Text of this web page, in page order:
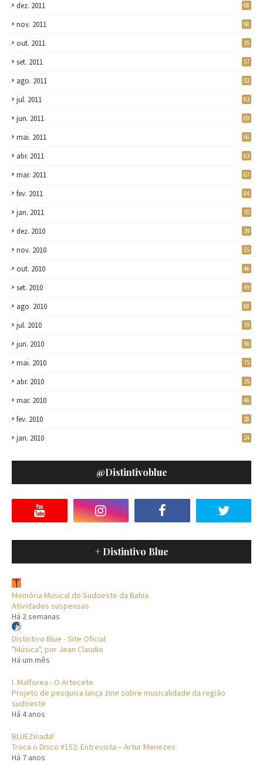
dez. 2011 68
nov. 2011 68
out. 2011 35
set. 2011 57
ago. 2011 92
jul. 2011 63
jun. 2011 69
mai. 2011 66
abr. 2011 63
mar. 2011 67
fev. 2011 84
jan. 2011 70
dez. 2010 39
nov. 2010 55
out. 2010 46
set. 2010 49
ago. 2010 88
jul. 2010 79
jun. 2010 56
mai. 2010 75
abr. 2010 35
mar. 2010 46
fev. 2010 28
jan. 2010 24
@distintivoblue
+ Distintivo Blue
Memória Musical do Sudoeste da Bahia
Atividades suspensas
Há 2 semanas
Distintivo Blue - Site Oficial
"Música", por Jean Claudio
Há um mês
I. Malforea - O Artecete
Projeto de pesquisa lança zine sobre musicalidade da região
sudoeste
Há 4 anos
BLUEZinada!
Troca o Disco #152: Entrevista – Artur Menezes
Há 7 anos